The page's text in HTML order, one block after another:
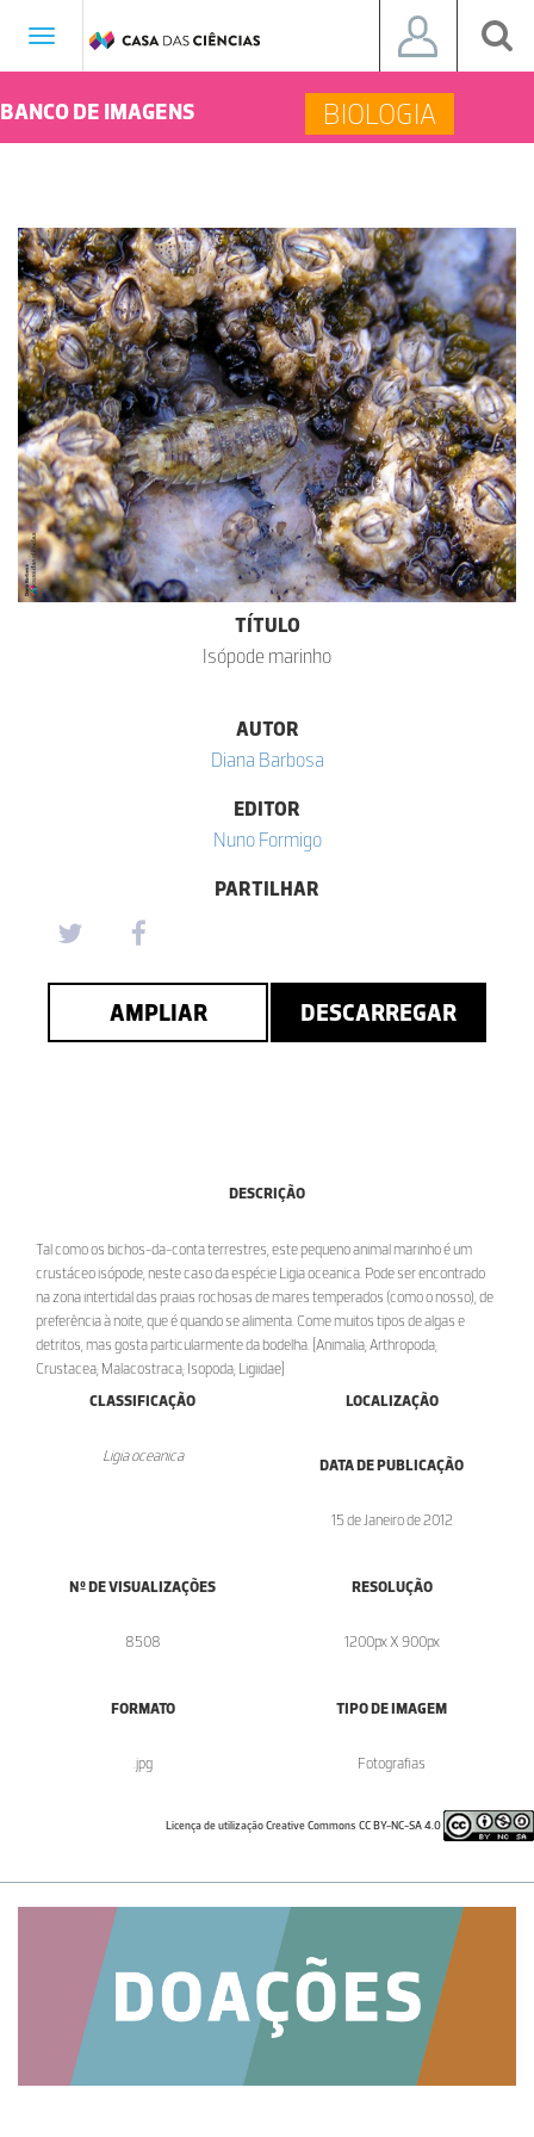
Toggle
BANCO DE IMAGENS BIOLOGIA
TÍTULO
Isópode marinho
AUTOR
Diana Barbosa
EDITOR
Nuno Formigo
PARTILHAR
AMPLIAR DESCARREGAR
DESCRIÇÃO
Tal como os bichos-da-conta terrestres, este pequeno animal marinho é um
crustáceo isópode, neste caso da espécie Ligia oceanica. Pode ser encontrado
na zona intertidal das praias rochosas de mares temperados (como o nosso), de
preferência à noite, que é quando se alimenta. Come muitos tipos de algas e
detritos, mas gosta particularmente da bodelha. [Animalia; Arthropoda;
Crustacea; Malacostraca; Isopoda; Ligiidae]
CLASSIFICAÇÃO
Ligia oceanica
LOCALIZAÇÃO
DATA DE PUBLICAÇÃO
15 de Janeiro de 2012
Nº DE VISUALIZAÇÕES
8508
RESOLUÇÃO
1200px X 900px
FORMATO
.jpg
TIPO DE IMAGEM
Fotografias
Licença de utilização Creative Commons CC BY-NC-SA 4.0